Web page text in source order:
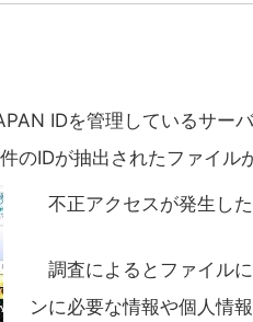
IDを管理しているサー
IDが抽出されたファイル
不正アクセスが発生した
調査によるとファイル
ンに必要な情報や個人情